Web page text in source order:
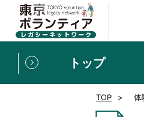
トップ
TOP 体